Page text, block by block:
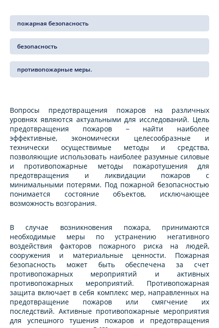
пожарная безопасность
безопасность
противопожарные меры.
Вопросы предотвращения пожаров на различных
уровнях являются актуальными для исследований. Цель
предотвращения пожаров − найти наиболее
эффективные, экономически целесообразные и
технически осуществимые методы и средства,
позволяющие использовать наиболее разумные силовые
и противопожарные методы пожаротушения для
предотвращения и ликвидации пожаров с
минимальными потерями. Под пожарной безопасностью
понимается состояние объектов, исключающее
возможность возгорания.
В случае возникновения пожара, принимаются
необходимые меры по устранению негативного
воздействия факторов пожарного риска на людей,
сооружения и материальные ценности. Пожарная
безопасность может быть обеспечена за счет
противопожарных мероприятий и активных
противопожарных мероприятий. Противопожарная
защита включает в себя комплекс мер, направленных на
предотвращение пожаров или смягчение их
последствий. Активные противопожарные мероприятия
для успешного тушения пожаров и предотвращения